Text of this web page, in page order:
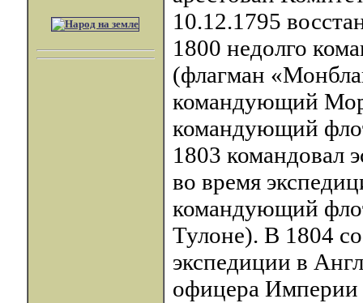
10.12.1795
1800 недолго
(флагман
командующий
командующий
1803 командовал
во время
командующий
Тулоне). В 1804
экспедиции в
офицера Империи